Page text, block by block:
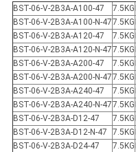
BST-06-V-2B3A-A100-47 7.5KG
BST-06-V-2B3A-A100-N-477.5KG
BST-06-V-2B3A-A120-47
7.5KG
BST-06-V-2B3A-A120-N-477.5KG
BST-06-V-2B3A-A200-47
7.5KG
BST-06-V-2B3A-A200-N-477.5KG
BST-06-V-2B3A-A240-47
7.5KG
BST-06-V-2B3A-A240-N-477.5KG
BST-06-V-2B3A-D12-47
7.5KG
BST-06-V-2B3A-D12-N-47
7.5KG
BST-06-V-2B3A-D24-47
7.5KG